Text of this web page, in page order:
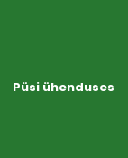
Püsi ühenduses